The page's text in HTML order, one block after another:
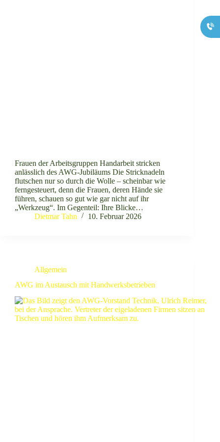
Frauen der Arbeitsgruppen Handarbeit stricken
anlässlich des AWG-Jubiläums Die Stricknadeln
flutschen nur so durch die Wolle – scheinbar wie
ferngesteuert, denn die Frauen, deren Hände sie
führen, schauen so gut wie gar nicht auf ihr
„Werkzeug“. Im Gegenteil: Ihre Blicke…
Dietmar Tahn
10. Februar 2026
Allgemein
AWG im Austausch mit Handwerksbetrieben